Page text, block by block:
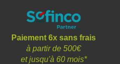
Paiement 6x sans frais
à partir de 500€
etjusqu'à 60 mois*